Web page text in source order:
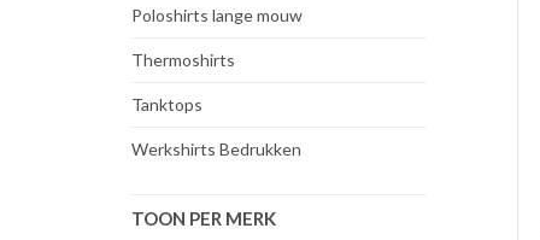
Poloshirts lange mouw
Thermoshirts
Tanktops
Werkshirts Bedrukken
TOON PER MERK